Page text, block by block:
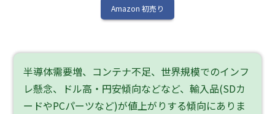
Amazon 初売り
半導体需要増、コンテナ不足、世界規模でのインフ
レ懸念、ドル高・円安傾向などなど、輸入品(SDカ
ードやPCパーツなど)が値上がりする傾向にありま